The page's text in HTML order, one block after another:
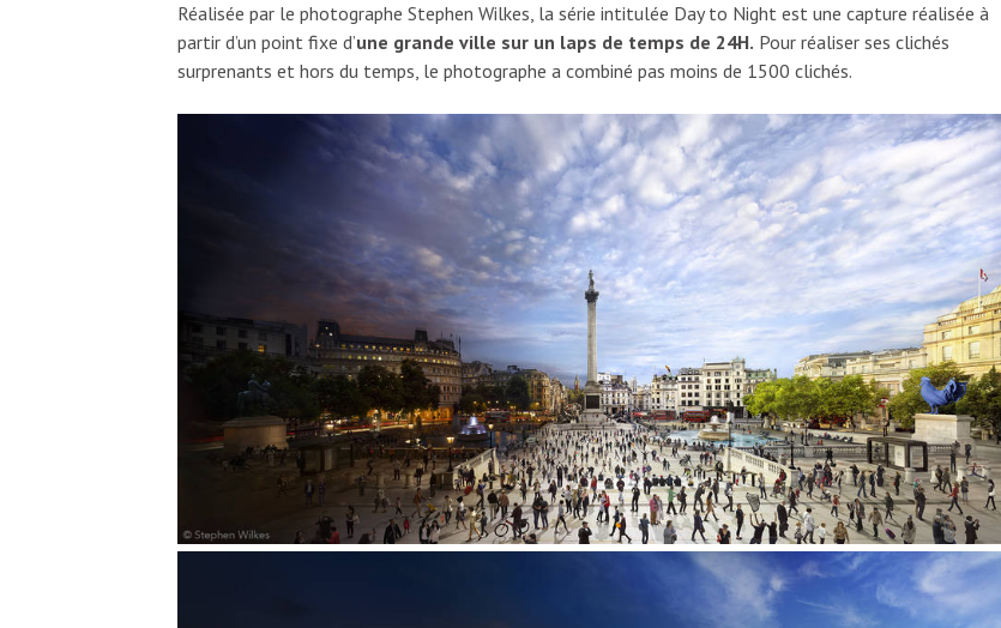
Réalisée par le photographe Stephen Wilkes, la série intitulée Day to Night est une capture réalisée à
partir d’un point fixe d’une grande ville sur un laps de temps de 24H. Pour réaliser ses clichés
surprenants et hors du temps, le photographe a combiné pas moins de 1500 clichés.